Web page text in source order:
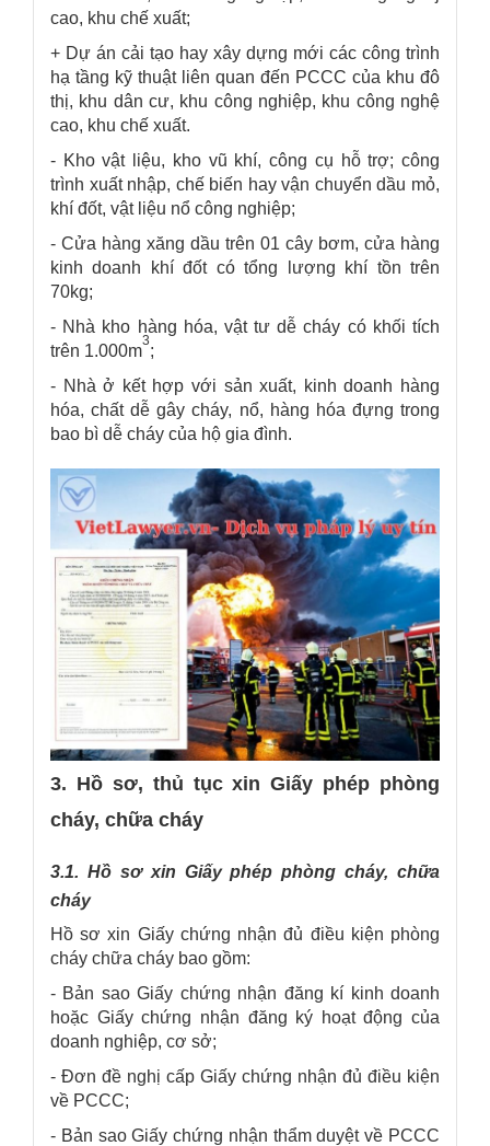
cao, khu chế xuất;
+ Dự án cải tạo hay xây dựng mới các công trình
hạ tầng kỹ thuật liên quan đến PCCC của khu đô
thị, khu dân cư, khu công nghiệp, khu công nghệ
cao, khu chế xuất.
- Kho vật liệu, kho vũ khí, công cụ hỗ trợ; công
trình xuất nhập, chế biến hay vận chuyển dầu mỏ,
khí đốt, vật liệu nổ công nghiệp;
- Cửa hàng xăng dầu trên 01 cây bơm, cửa hàng
kinh doanh khí đốt có tổng lượng khí tồn trên
70kg;
- Nhà kho hàng hóa, vật tư dễ cháy có khối tích
trên 1.000m
3
;
- Nhà ở kết hợp với sản xuất, kinh doanh hàng
hóa, chất dễ gây cháy, nổ, hàng hóa đựng trong
bao bì dễ cháy của hộ gia đình.
3. Hồ sơ, thủ tục xin Giấy phép phòng
cháy, chữa cháy
3.1. Hồ sơ xin Giấy phép phòng cháy, chữa
cháy
Hồ sơ xin Giấy chứng nhận đủ điều kiện phòng
cháy chữa cháy bao gồm:
- Bản sao Giấy chứng nhận đăng kí kinh doanh
hoặc Giấy chứng nhận đăng ký hoạt động của
doanh nghiệp, cơ sở;
- Đơn đề nghị cấp Giấy chứng nhận đủ điều kiện
về PCCC;
- Bản sao Giấy chứng nhận thẩm duyệt về PCCC